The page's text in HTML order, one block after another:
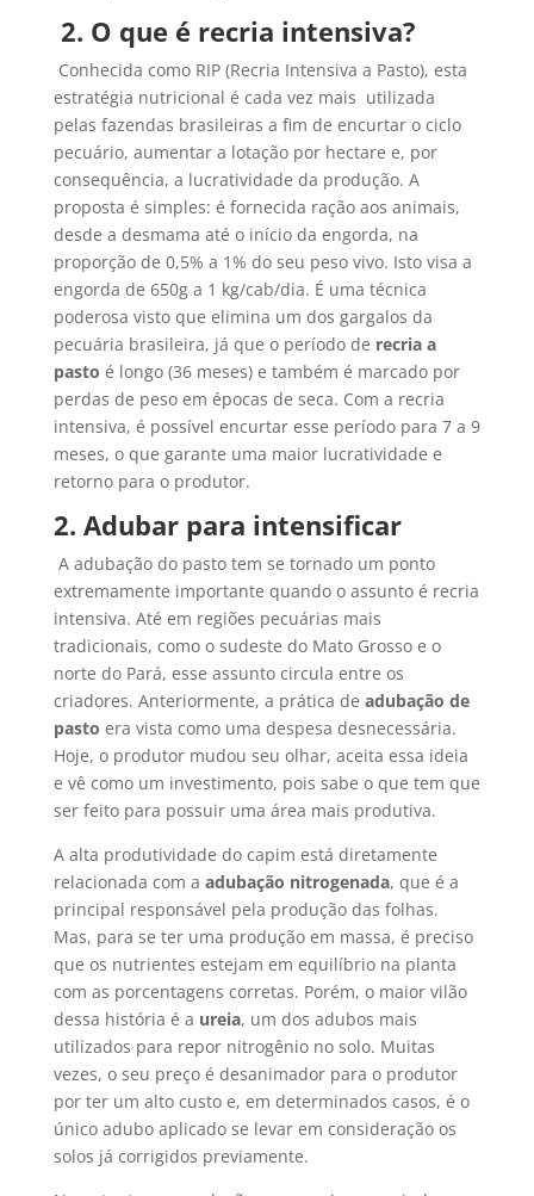
2. O que é recria intensiva?
Conhecida como RIP (Recria Intensiva a Pasto), esta
estratégia nutricional é cada vez mais utilizada
pelas fazendas brasileiras a fim de encurtar o ciclo
pecuário, aumentar a lotação por hectare e, por
consequência, a lucratividade da produção. A
proposta é simples: é fornecida ração aos animais,
desde a desmama até o início da engorda, na
proporção de 0,5% a 1% do seu peso vivo. Isto visa a
engorda de 650g a 1 kg/cab/dia. É uma técnica
poderosa visto que elimina um dos gargalos da
pecuária brasileira, já que o período de recria a
pasto é longo (36 meses) e também é marcado por
perdas de peso em épocas de seca. Com a recria
intensiva, é possível encurtar esse período para 7 a 9
meses, o que garante uma maior lucratividade e
retorno para o produtor.
2. Adubar para intensificar
A adubação do pasto tem se tornado um ponto
extremamente importante quando o assunto é recria
intensiva. Até em regiões pecuárias mais
tradicionais, como o sudeste do Mato Grosso e o
norte do Pará, esse assunto circula entre os
criadores. Anteriormente, a prática de adubação de
pasto era vista como uma despesa desnecessária.
Hoje, o produtor mudou seu olhar, aceita essa ideia
e vê como um investimento, pois sabe o que tem que
ser feito para possuir uma área mais produtiva.
A alta produtividade do capim está diretamente
relacionada com a adubação nitrogenada, que é a
principal responsável pela produção das folhas.
Mas, para se ter uma produção em massa, é preciso
que os nutrientes estejam em equilíbrio na planta
com as porcentagens corretas. Porém, o maior vilão
dessa história é a ureia, um dos adubos mais
utilizados para repor nitrogênio no solo. Muitas
vezes, o seu preço é desanimador para o produtor
por ter um alto custo e, em determinados casos, é o
único adubo aplicado se levar em consideração os
solos já corrigidos previamente.